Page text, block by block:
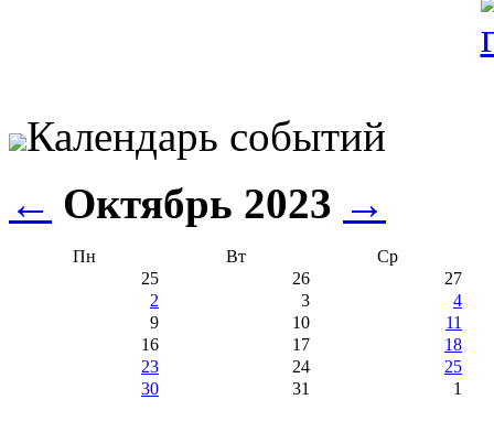
Календарь событий
← Октябрь 2023 →
Пн Вт
Ср
25
26
27
2
3
4
9
10
11
16
17
18
23
24
25
30
31 1